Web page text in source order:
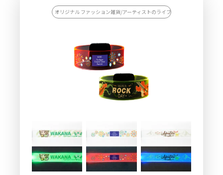
ザイン通りにアクリルをカットできるので、オリジナリティ溢れ
オリジナル ファッション雑貨/アーティストのライブグッズを作りたい/